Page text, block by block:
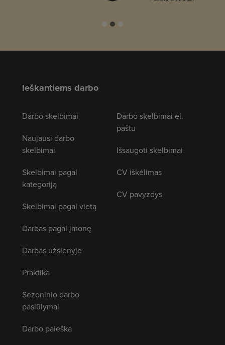
Ieškantiems darbo
Darbo skelbimai
Naujausi darbo
skelbimai
Skelbimai pagal
kategoriją
Skelbimai pagal vietą
Darbas pagal įmonę
Darbas užsienyje
Praktika
Sezoninio darbo
pasiūlymai
Darbo paieška
Darbo skelbimai el.
paštu
Išsaugoti skelbimai
CV iškėlimas
CV pavyzdys